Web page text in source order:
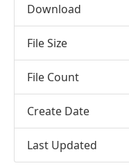
Download
File Size
File Count
Create Date
Last Updated